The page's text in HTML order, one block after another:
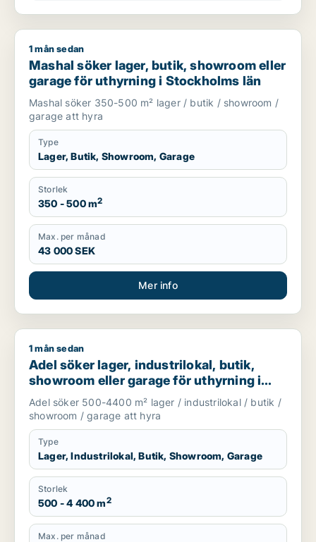
Mashal söker lager, butik, showroom eller garage för
1 mån sedan
Mashal söker lager, butik, showroom eller
garage för uthyrning i Stockholms län
Mashal söker 350-500 m² lager / butik / showroom /
garage att hyra
Type
Lager, Butik, Showroom, Garage
Storlek
350 - 500 m2
Max. per månad
43 000 SEK
Mer info
Adel söker lager, industrilokal, butik, showroom eller
1 mån sedan
Adel söker lager, industrilokal, butik,
showroom eller garage för uthyrning i
Huddinge, Tyresö eller Nacka m.fl.
Adel söker 500-4400 m² lager / industrilokal / butik /
showroom / garage att hyra
Type
Lager, Industrilokal, Butik, Showroom, Garage
Storlek
500 - 4 400 m2
Max. per månad